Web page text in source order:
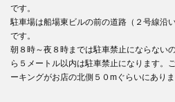
です。
駐車場は船場東ビルの前の道路（２号線沿
です。
朝８時～夜８時までは駐車禁止にならない
ら５メートル以内は駐車禁止になります。
ーキングがお店の北側５０mぐらいにありま